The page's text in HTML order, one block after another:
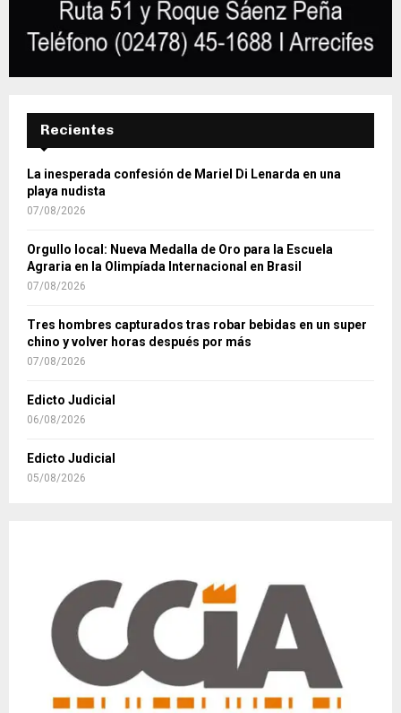
Recientes
La inesperada confesión de Mariel Di Lenarda en una
playa nudista
07/08/2026
Orgullo local: Nueva Medalla de Oro para la Escuela
Agraria en la Olimpíada Internacional en Brasil
07/08/2026
Tres hombres capturados tras robar bebidas en un super
chino y volver horas después por más
07/08/2026
Edicto Judicial
06/08/2026
Edicto Judicial
05/08/2026